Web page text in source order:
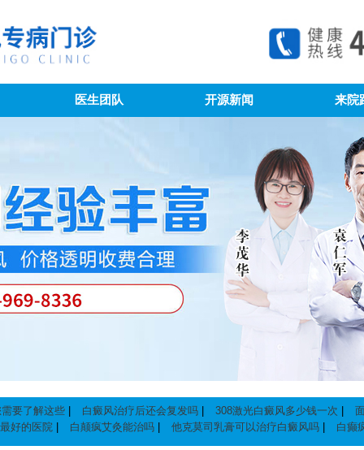
医生团队 开源新闻 来院
要了解这些 白癜风治疗后还会复发吗 308激光白癜风多少钱一次
好的医院 白颠疯艾灸能治吗 他克莫司乳膏可以治疗白癜风吗 白癫
颠疯病能治愈|